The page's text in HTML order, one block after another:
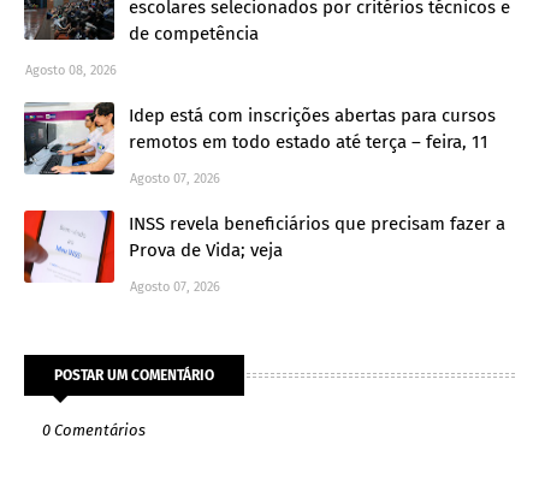
escolares selecionados por critérios técnicos e
de competência
Agosto 08, 2026
Idep está com inscrições abertas para cursos
remotos em todo estado até terça – feira, 11
Agosto 07, 2026
INSS revela beneficiários que precisam fazer a
Prova de Vida; veja
Agosto 07, 2026
POSTAR UM COMENTÁRIO
0 Comentários